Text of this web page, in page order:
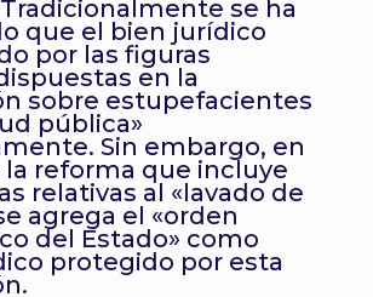
se ha
que el bien jurídico
por las figuras
en la
sobre estupefacientes
pública»
Sin embargo, en
reforma que incluye
relativas al «lavado de
agrega el «orden
del Estado» como
protegido por esta